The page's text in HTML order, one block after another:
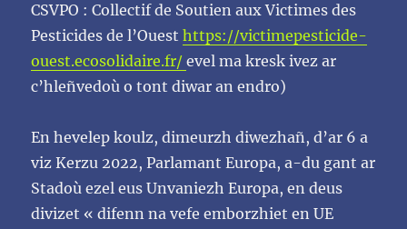
CSVPO : Collectif de Soutien aux Victimes des
Pesticides de l’Ouest https://victimepesticide-
ouest.ecosolidaire.fr/evel ma kresk ivez ar
c’hleñvedoù o tont diwar an endro)
En hevelep koulz, dimeurzh diwezhañ, d’ar 6 a
viz Kerzu 2022, Parlamant Europa, a-du gant ar
Stadoù ezel eus Unvaniezh Europa, en deus
divizet « difenn na vefe emborzhiet en UE